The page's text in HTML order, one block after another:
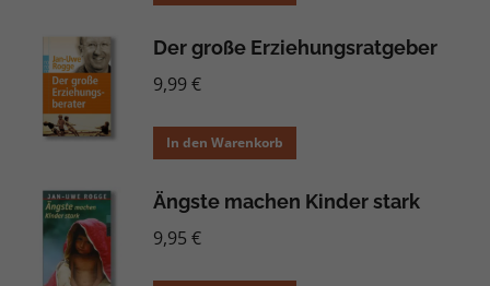
Der große Erziehungsratgeber
9,99€
In den Warenkorb
Ängste machen Kinder stark
9,95 €